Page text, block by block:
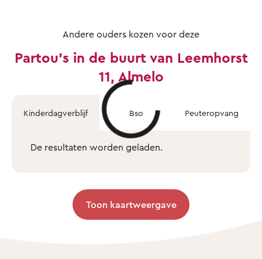
Andere ouders kozen voor deze
Partou's in de buurt van Leemhorst
11, Almelo
Kinderdagverblijf Bso Peuteropvang
De resultaten worden geladen.
Toon kaartweergave